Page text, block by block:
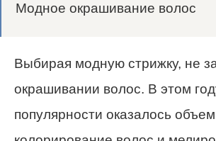
Модное окрашивание волос
Выбирая модную стрижку, не
окрашивании волос. В этом
популярности оказалось